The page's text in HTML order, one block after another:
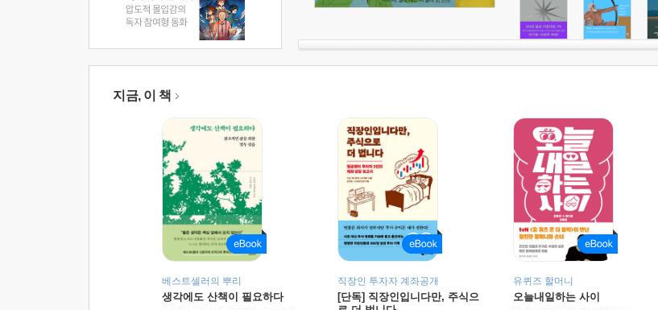
지금, 이 책
베스트셀러의 뿌리
생각에도 산책이 필요하다
직장인 투자자 계좌공개
[단독] 직장인입니다만, 주식으
유퀴즈 할머니
오늘내일하는 사이